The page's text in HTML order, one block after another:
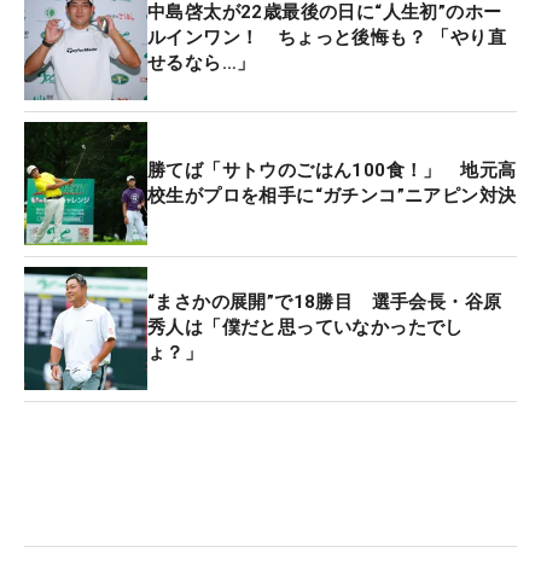
中島啓太が22歳最後の日に“人生初”のホー
ルインワン！ ちょっと後悔も？ 「やり直
せるなら…」
勝てば「サトウのごはん100食！」 地元高
校生がプロを相手に“ガチンコ”ニアピン対決
“まさかの展開”で18勝目 選手会長・谷原
秀人は「僕だと思っていなかったでし
ょ？」